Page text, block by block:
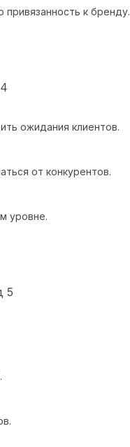
к бренду.
4
ожидания клиентов.
от конкурентов.
уровне.
5